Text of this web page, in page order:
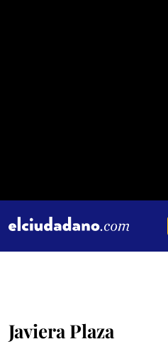
Javiera Plaza